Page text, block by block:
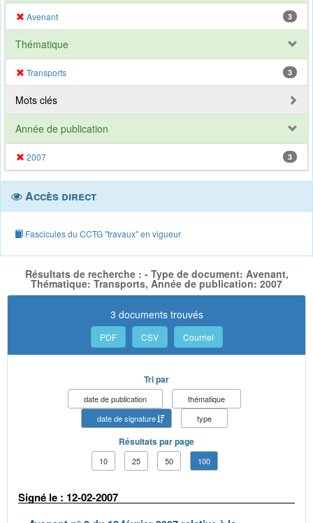
Avenant 3
Thématique
Transports 3
Mots clés
Année de publication
2007 3
Accès direct
Fascicules du CCTG "travaux" en vigueur
Résultats de recherche : - Type de document: Avenant,
Thématique: Transports, Année de publication: 2007
3 documents trouvés
PDF CSV Courriel
Tri par
date de publication
thématique
date de signature
type
Résultats par page
10 25 50 100
Signé le : 12-02-2007